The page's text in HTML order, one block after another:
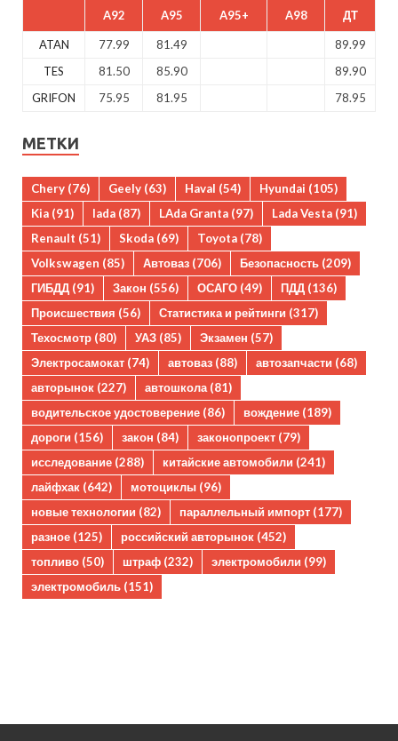
A92 A95 A95+ A98 ДТ
ATAN 77.99 81.49
89.99
TES
81.50 85.90
89.90
GRIFON
75.95 81.95 78.95
МЕТКИ
Chery (76) Geely (63) Haval (54) Hyundai (105)
Kia (91) lada (87) LAda Granta (97) Lada Vesta (91)
Renault (51) Skoda (69) Toyota (78)
Volkswagen (85) Автоваз (706) Безопасность (209)
ГИБДД (91) Закон (556) ОСАГО (49) ПДД (136)
Происшествия (56) Статистика и рейтинги (317)
Техосмотр (80) УАЗ (85) Экзамен (57)
Электросамокат (74) автоваз (88) автозапчасти (68)
авторынок (227) автошкола(81)
водительское удостоверение (86) вождение (189)
дороги (156) закон (84) законопроект (79)
исследование (288) китайские автомобили (241)
лайфхак (642) мотоциклы (96)
новые технологии (82) параллельный импорт (177)
разное (125) российский авторынок (452)
топливо (50) штраф (232) электромобили (99)
электромобиль (151)